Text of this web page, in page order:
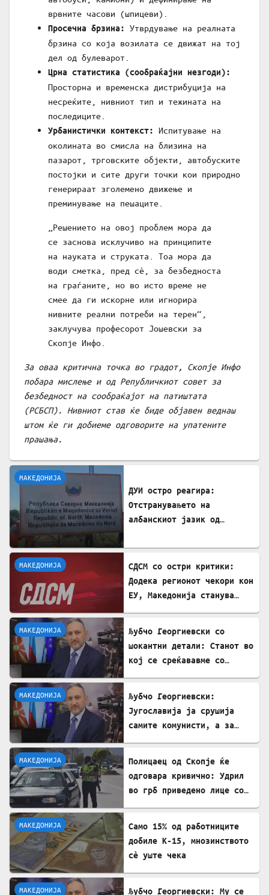
врвните часови (шпицеви).
Просечна брзина: Утврдување на реалната
брзина со која возилата се движат на тој
дел од булеварот.
Црна статистика (сообраќајни незгоди):
Просторна и временска дистрибуција на
несреќите, нивниот тип и тежината на
последиците.
Урбанистички контекст: Испитување на
околината во смисла на близина на
пазарот, трговските објекти, автобуските
постојки и сите други точки кои природно
генерираат зголемено движење и
преминување на пешаците.
„Решението на овој проблем мора да
се заснова исклучиво на принципите
на науката и струката. Тоа мора да
води сметка, пред сè, за безбедноста
на граѓаните, но во исто време не
смее да ги искорне или игнорира
нивните реални потреби на терен“,
заклучува професорот Јошевски за
Скопје Инфо.
За оваа критична точка во градот, Скопје Инфо
побара мислење и од Републичкиот совет за
безбедност на сообраќајот на патиштата
(РСБСП). Нивниот став ќе биде објавен веднаш
штом ќе ги добиеме одговорите на упатените
прашања.
МАКЕДОНИЈА
ДУИ остро реагира:
Отстранувањето на
албанскиот јазик од
тешка провокација
МАКЕДОНИЈА
СДСМ со остри критики:
Додека регионот чекори кон
ЕУ, Македонија станува
МАКЕДОНИЈА
Љубчо Георгиевски со
шокантни детали: Станот во
кој се среќававме со
МАКЕДОНИЈА
Љубчо Георгиевски:
Југославија ја срушија
самите комунисти, а за
МАКЕДОНИЈА
Полицаец од Скопје ќе
одговара кривично: Удрил
во грб приведено лице со
МАКЕДОНИЈА
Само 15% од работниците
добиле К-15, мнозинството
сè уште чека
МАКЕДОНИЈА
Љубчо Георгиевски: Му се